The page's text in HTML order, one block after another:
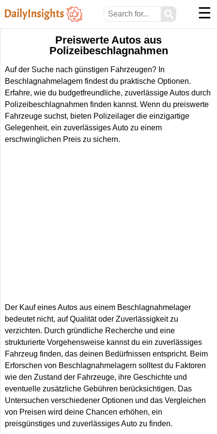
⚲ ☰
Preiswerte Autos aus
Polizeibeschlagnahmen
Auf der Suche nach günstigen Fahrzeugen? In
Beschlagnahmelagern findest du praktische Optionen.
Erfahre, wie du budgetfreundliche, zuverlässige Autos durch
Polizeibeschlagnahmen finden kannst. Wenn du preiswerte
Fahrzeuge suchst, bieten Polizeilager die einzigartige
Gelegenheit, ein zuverlässiges Auto zu einem
erschwinglichen Preis zu sichern.
Der Kauf eines Autos aus einem Beschlagnahmelager
bedeutet nicht, auf Qualität oder Zuverlässigkeit zu
verzichten. Durch gründliche Recherche und eine
strukturierte Vorgehensweise kannst du ein zuverlässiges
Fahrzeug finden, das deinen Bedürfnissen entspricht. Beim
Erforschen von Beschlagnahmelagern solltest du Faktoren
wie den Zustand der Fahrzeuge, ihre Geschichte und
eventuelle zusätzliche Gebühren berücksichtigen. Das
Untersuchen verschiedener Optionen und das Vergleichen
von Preisen wird deine Chancen erhöhen, ein
preisgünstiges und zuverlässiges Auto zu finden.